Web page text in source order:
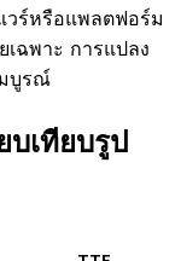
ร์หรือแพลตฟอร์ม
ฉพาะ การแปลง
บูรณ์
บเทียบรูป